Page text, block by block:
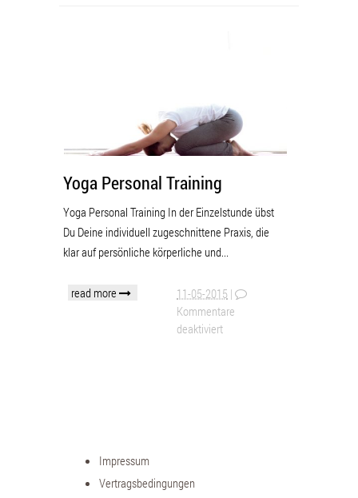
Yoga Personal Training
Yoga Personal Training In der Einzelstunde übst
Du Deine individuell zugeschnittene Praxis, die
klar auf persönliche körperliche und...
read more 11-05-2015 |
Kommentare
deaktiviert
Impressum
Vertragsbedingungen